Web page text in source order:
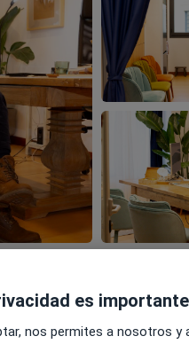
Zanón
es importante
nos permites a nosotros